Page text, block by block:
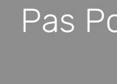
Pas